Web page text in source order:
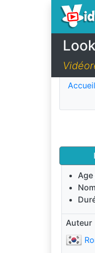
Accueil
Age
Auteur